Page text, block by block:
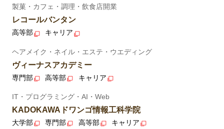
製菓・カフェ・調理・飲食店開業
レコールバンタン
高等部 キャリア
ヘアメイク・ネイル・エステ・ウエディング
ヴィーナスアカデミー
専門部 高等部 キャリア
IT・プログラミング・AI・Web
KADOKAWAドワンゴ情報工科学院
大学部 専門部 高等部 キャリア